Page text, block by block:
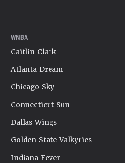
WNBA
Caitlin Clark
Atlanta Dream
Chicago Sky
Connecticut Sun
Dallas Wings
Golden State Valkyries
Indiana Fever